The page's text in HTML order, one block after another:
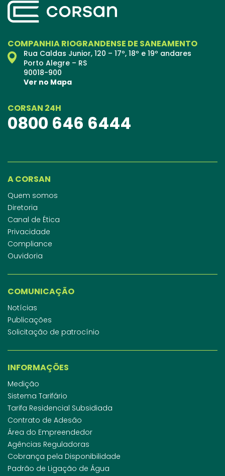
COMPANHIA RIOGRANDENSE DE SANEAMENTO
Rua Caldas Junior, 120 – 17º, 18º e 19º andares
Porto Alegre – RS
90018-900
Ver no Mapa
CORSAN 24H
0800 646 6444
A CORSAN
Quem somos
Diretoria
Canal de Ética
Privacidade
Compliance
Ouvidoria
COMUNICAÇÃO
Notícias
Publicações
Solicitação de patrocínio
INFORMAÇÕES
Medição
Sistema Tarifário
Tarifa Residencial Subsidiada
Contrato de Adesão
Área do Empreendedor
Agências Reguladoras
Cobrança pela Disponibilidade
Padrão de Ligação de Água